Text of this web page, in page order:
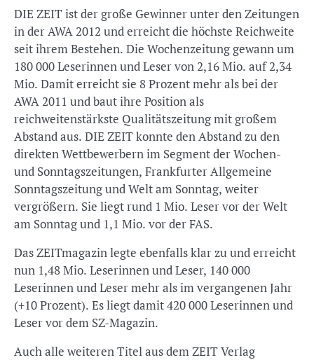
DIE ZEIT ist der große Gewinner unter den Zeitungen
in der AWA 2012 und erreicht die höchste Reichweite
seit ihrem Bestehen. Die Wochenzeitung gewann um
180 000 Leserinnen und Leser von 2,16 Mio. auf 2,34
Mio. Damit erreicht sie 8 Prozent mehr als bei der
AWA 2011 und baut ihre Position als
reichweitenstärkste Qualitätszeitung mit großem
Abstand aus. DIE ZEIT konnte den Abstand zu den
direkten Wettbewerbern im Segment der Wochen-
und Sonntagszeitungen, Frankfurter Allgemeine
Sonntagszeitung und Welt am Sonntag, weiter
vergrößern. Sie liegt rund 1 Mio. Leser vor der Welt
am Sonntag und 1,1 Mio. vor der FAS.
Das ZEITmagazin legte ebenfalls klar zu und erreicht
nun 1,48 Mio. Leserinnen und Leser, 140 000
Leserinnen und Leser mehr als im vergangenen Jahr
(+10 Prozent). Es liegt damit 420 000 Leserinnen und
Leser vor dem SZ-Magazin.
Auch alle weiteren Titel aus dem ZEIT Verlag